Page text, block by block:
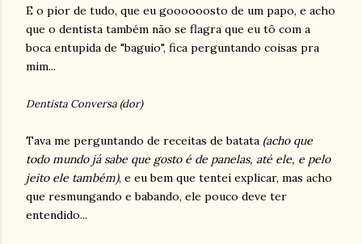
E o pior de tudo, que eu goooooosto de um papo, e acho
que o dentista também não se flagra que eu tô com a
boca entupida de "baguio", fica perguntando coisas pra
mim...
Dentista Conversa (dor)
Tava me perguntando de receitas de batata (acho que
todo mundo já sabe que gosto é de panelas, até ele, e pelo
jeito ele também), e eu bem que tentei explicar, mas acho
que resmungando e babando, ele pouco deve ter
entendido...